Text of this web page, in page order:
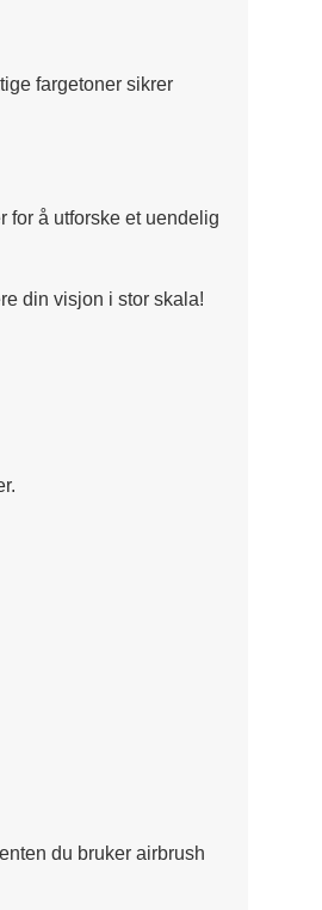
fargetoner sikrer
for å utforske et uendelig
din visjon i stor skala!
du bruker airbrush